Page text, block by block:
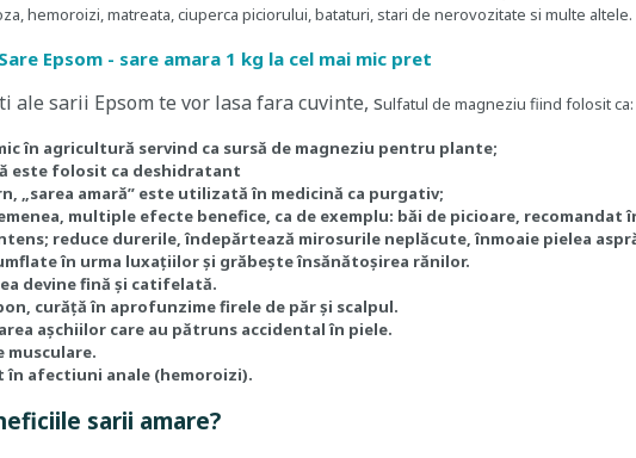
hemoroizi, matreata, ciuperca piciorului, bataturi, stari de nerovozitate si multe altele.
Epsom - sare amara 1 kg la cel mai mic pret
ale sarii Epsom te vor lasa fara cuvinte, sulfatul de magneziu fiind folosit ca:
în agricultură servind ca sursă de magneziu pentru plante;
este folosit ca deshidratant
„sarea amară” este utilizată în medicină ca purgativ;
multiple efecte benefice, ca de exemplu: băi de picioare, recomandat
reduce durerile, îndepărtează mirosurile neplăcute, înmoaie pielea
în urma luxațiilor și grăbește însănătoșirea rănilor.
devine fină și catifelată.
curăță în aprofunzime firele de păr și scalpul.
așchiilor care au pătruns accidental în piele.
musculare.
în afectiuni anale (hemoroizi).
sarii amare?